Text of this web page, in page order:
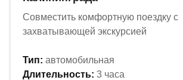
Совместить комфортную поездку с
захватывающей экскурсией
Тип: автомобильная
Длительность: 3 часа